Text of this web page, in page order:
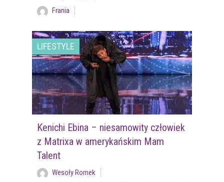
Frania
LIFESTYLE
Kenichi Ebina – niesamowity człowiek
z Matrixa w amerykańskim Mam
Talent
Wesoły Romek